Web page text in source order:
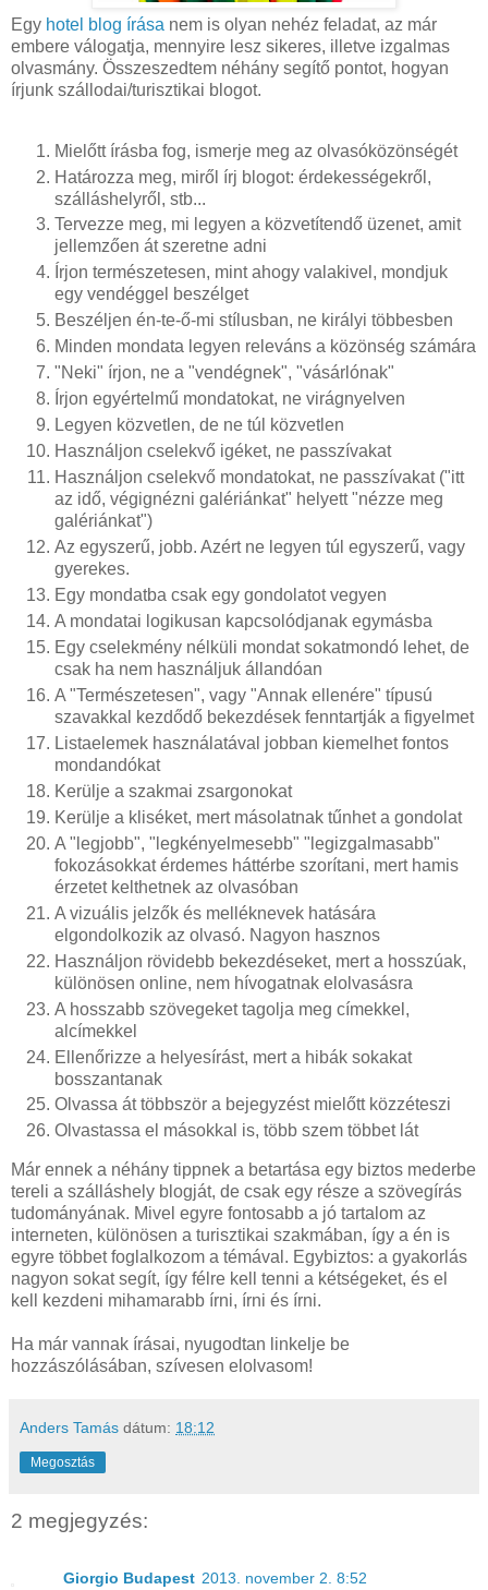
Egy hotel blog írása nem is olyan nehéz feladat, az már
embere válogatja, mennyire lesz sikeres, illetve izgalmas
olvasmány. Összeszedtem néhány segítő pontot, hogyan
írjunk szállodai/turisztikai blogot.
Mielőtt írásba fog, ismerje meg az olvasóközönségét
Határozza meg, miről írj blogot: érdekességekről,
szálláshelyről, stb...
Tervezze meg, mi legyen a közvetítendő üzenet, amit
jellemzően át szeretne adni
Írjon természetesen, mint ahogy valakivel, mondjuk
egy vendéggel beszélget
Beszéljen én-te-ő-mi stílusban, ne királyi többesben
Minden mondata legyen releváns a közönség számára
"Neki" írjon, ne a "vendégnek", "vásárlónak"
Írjon egyértelmű mondatokat, ne virágnyelven
Legyen közvetlen, de ne túl közvetlen
Használjon cselekvő igéket, ne passzívakat
Használjon cselekvő mondatokat, ne passzívakat ("itt
az idő, végignézni galériánkat" helyett "nézze meg
galériánkat")
Az egyszerű, jobb. Azért ne legyen túl egyszerű, vagy
gyerekes.
Egy mondatba csak egy gondolatot vegyen
A mondatai logikusan kapcsolódjanak egymásba
Egy cselekmény nélküli mondat sokatmondó lehet, de
csak ha nem használjuk állandóan
A "Természetesen", vagy "Annak ellenére" típusú
szavakkal kezdődő bekezdések fenntartják a figyelmet
Listaelemek használatával jobban kiemelhet fontos
mondandókat
Kerülje a szakmai zsargonokat
Kerülje a kliséket, mert másolatnak tűnhet a gondolat
A "legjobb", "legkényelmesebb" "legizgalmasabb"
fokozásokkat érdemes háttérbe szorítani, mert hamis
érzetet kelthetnek az olvasóban
A vizuális jelzők és melléknevek hatására
elgondolkozik az olvasó. Nagyon hasznos
Használjon rövidebb bekezdéseket, mert a hosszúak,
különösen online, nem hívogatnak elolvasásra
A hosszabb szövegeket tagolja meg címekkel,
alcímekkel
Ellenőrizze a helyesírást, mert a hibák sokakat
bosszantanak
Olvassa át többször a bejegyzést mielőtt közzéteszi
Olvastassa el másokkal is, több szem többet lát
Már ennek a néhány tippnek a betartása egy biztos mederbe
tereli a szálláshely blogját, de csak egy része a szövegírás
tudományának. Mivel egyre fontosabb a jó tartalom az
interneten, különösen a turisztikai szakmában, így a én is
egyre többet foglalkozom a témával. Egybiztos: a gyakorlás
nagyon sokat segít, így félre kell tenni a kétségeket, és el
kell kezdeni mihamarabb írni, írni és írni.
Ha már vannak írásai, nyugodtan linkelje be
hozzászólásában, szívesen elolvasom!
Anders Tamás dátum: 18:12
Megosztás
2 megjegyzés:
Giorgio Budapest 2013. november 2. 8:52